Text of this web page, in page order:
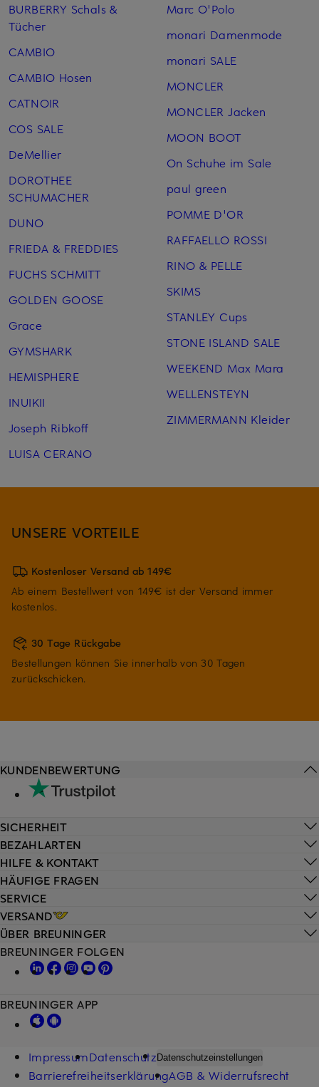
BURBERRY Schals &
Tücher
CAMBIO
CAMBIO Hosen
CATNOIR
COS SALE
DeMellier
DOROTHEE
SCHUMACHER
DUNO
FRIEDA & FREDDIES
FUCHS SCHMITT
GOLDEN GOOSE
Grace
GYMSHARK
HEMISPHERE
INUIKII
Joseph Ribkoff
LUISA CERANO
Marc O'Polo
monari Damenmode
monari SALE
MONCLER
MONCLER Jacken
MOON BOOT
On Schuhe im Sale
paul green
POMME D'OR
RAFFAELLO ROSSI
RINO & PELLE
SKIMS
STANLEY Cups
STONE ISLAND SALE
WEEKEND Max Mara
WELLENSTEYN
ZIMMERMANN Kleider
UNSERE VORTEILE
Kostenloser Versand ab 149€
Ab einem Bestellwert von 149€ ist der Versand immer
kostenlos.
30 Tage Rückgabe
Bestellungen können Sie innerhalb von 30 Tagen
zurückschicken.
HILFE & KONTAKT
HÄUFIGE FRAGEN
SERVICE
VERSAND
KUNDENBEWERTUNG
SICHERHEIT
BEZAHLARTEN
ÜBER BREUNINGER
BREUNINGER FOLGEN
BREUNINGER APP
ImpressumDatenschutz Datenschutzeinstellungen
BarrierefreiheitserklärungAGB & Widerrufsrecht